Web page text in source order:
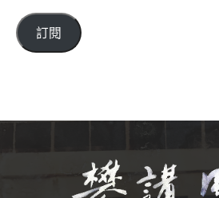
件
位
訂閱